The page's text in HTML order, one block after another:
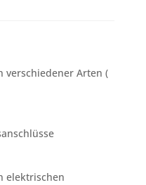
verschiedener Arten (
elektrischen